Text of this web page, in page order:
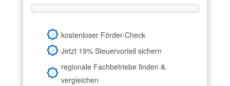
kostenloser Förder-Check
Jetzt 19% Steuervorteil sichern
regionale Fachbetriebe finden &
vergleichen